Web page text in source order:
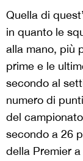
Quella di
in quanto le
alla mano, più
prime e le
secondo al
numero di
del
secondo a 26
della Premier